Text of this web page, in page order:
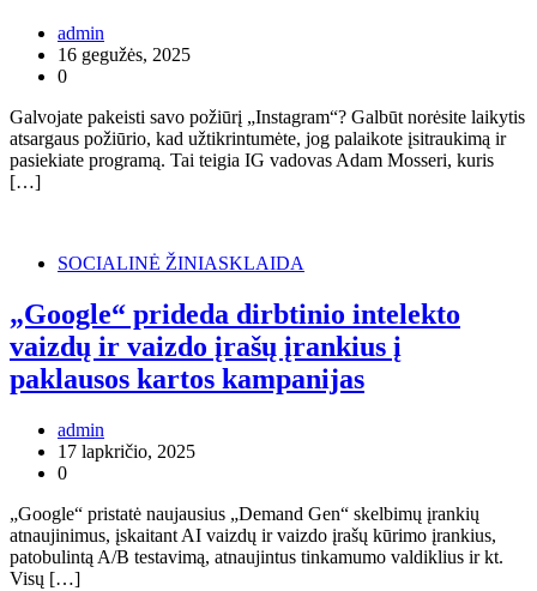
admin
16 gegužės, 2025
0
Galvojate pakeisti savo požiūrį „Instagram“? Galbūt norėsite laikytis
atsargaus požiūrio, kad užtikrintumėte, jog palaikote įsitraukimą ir
pasiekiate programą. Tai teigia IG vadovas Adam Mosseri, kuris
[…]
SOCIALINĖ ŽINIASKLAIDA
„Google“ prideda dirbtinio intelekto
vaizdų ir vaizdo įrašų įrankius į
paklausos kartos kampanijas
admin
17 lapkričio, 2025
0
„Google“ pristatė naujausius „Demand Gen“ skelbimų įrankių
atnaujinimus, įskaitant AI vaizdų ir vaizdo įrašų kūrimo įrankius,
patobulintą A/B testavimą, atnaujintus tinkamumo valdiklius ir kt.
Visų […]